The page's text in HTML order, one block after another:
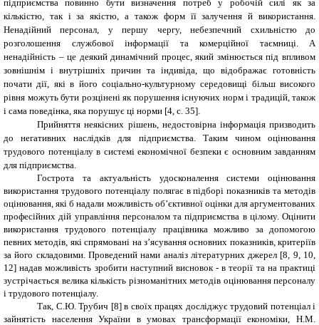
підприємства повинно бути визначення потреб у робочій силі як за
кількістю, так і за якістю, а також форм її залучення й використання.
Ненадійний персонал, у першу чергу, небезпечний схильністю до
розголошення службової інформації та комерційної таємниці. А
ненадійність – це деякий динамічний процес, який змінюється під впливом
зовнішнім і внутрішніх причин та індивіда, що відображає готовність
почати дії, які в його соціально-культурному середовищі більш високого
рівня можуть бути розцінені як порушення існуючих норм і традицій, також
і сама поведінка, яка порушує ці норми [4, с. 35].
Прийняття неякісних рішень, недостовірна інформація призводить
до негативних наслідків для підприємства. Таким чином оцінювання
трудового потенціалу в системі економічної безпеки є основним завданням
для підприємства.
Гострота та актуальність удосконалення системи оцінювання
використання трудового потенціалу полягає в підборі показників та методів
оцінювання, які б надали можливість об’єктивної оцінки для аргументованих
професійних дій управління персоналом та підприємства в цілому. Оцінити
використання трудового потенціалу працівника можливо за допомогою
певних методів, які спрямовані на з’ясування основних показників, критеріїв
за його складовими. Проведений нами аналіз літературних джерел [8 , 9, 10,
12] надав можливість зробити наступний висновок - в теорії та на практиці
зустрічається велика кількість різноманітних методів оцінювання персоналу
і трудового потенціалу.
Так, С.Ю. Трубич [8] в своїх працях досліджує трудовий потенціал і
зайнятість населення України в умовах трансформації економіки, Н.М.